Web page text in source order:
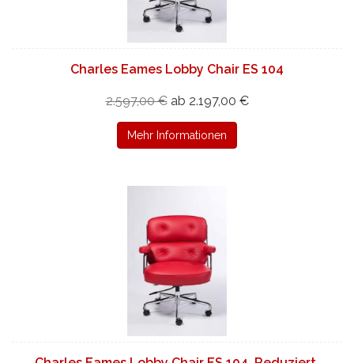
Charles Eames Lobby Chair ES 104
2.597,00 € ab 2.197,00 €
Mehr Informationen